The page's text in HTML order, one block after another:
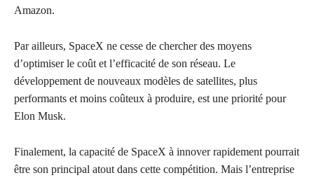
Amazon.
Par ailleurs, SpaceX ne cesse de chercher des moyens
d’optimiser le coût et l’efficacité de son réseau. Le
développement de nouveaux modèles de satellites, plus
performants et moins coûteux à produire, est une priorité pour
Elon Musk.
Finalement, la capacité de SpaceX à innover rapidement pourrait
être son principal atout dans cette compétition. Mais l’entreprise